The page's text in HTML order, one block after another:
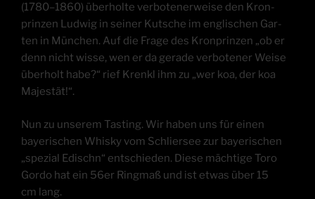
(1780–1860) über­hol­te ver­bo­te­ner­wei­se den Kron­
prin­zen Lud­wig in sei­ner Kut­sche im eng­li­schen Gar­
ten in Mün­chen. Auf die Fra­ge des Kron­prin­zen „ob er
denn nicht wis­se, wen er da gera­de ver­bo­te­ner Wei­se
über­holt habe?“ rief Krenkl ihm zu „wer koa, der koa
Majestät!“.
Nun zu unse­rem Tasting. Wir haben uns für einen
baye­ri­schen Whis­ky vom Schlier­see zur baye­ri­schen
„spe­zi­al Edischn“ ent­schie­den. Die­se mäch­ti­ge Toro
Gordo hat ein 56er Ring­maß und ist etwas über 15
cm lang.